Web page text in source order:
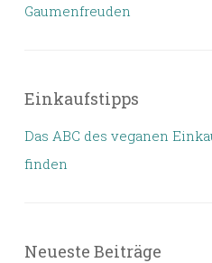
Gaumenfreuden
Einkaufstipps
Das ABC des veganen
finden
Neueste Beiträge